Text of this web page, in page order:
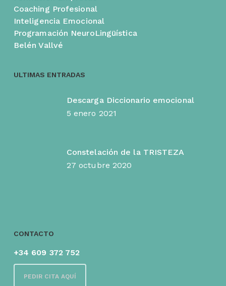
Coaching Profesional
Inteligencia Emocional
Programación NeuroLingüística
Belén Vallvé
ULTIMAS ENTRADAS
Descarga Diccionario emocional
5 enero 2021
Constelación de la TRISTEZA
27 octubre 2020
CONTACTO
+34 609 372 752
PEDIR CITA AQUÍ